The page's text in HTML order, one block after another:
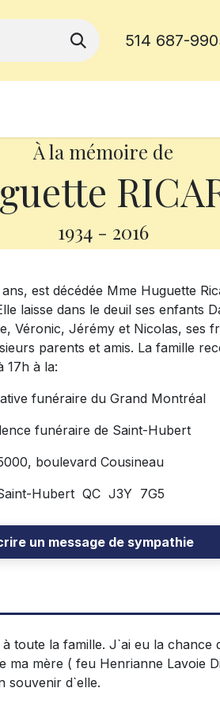
514 687-
À la mémoire de
1934 - 2016
est décédée Mme Huguette
laisse dans le deuil ses enfants
Véronic, Jérémy et Nicolas, ses
parents et amis. La famille
17h à la:
funéraire du Grand Montréal
funéraire de Saint-Hubert
boulevard Cousineau
Hubert QC J3Y 7G5
un message de sympathie
toute la famille. J`ai eu la chance
ma mère ( feu Henrianne Lavoie
souvenir d`elle.